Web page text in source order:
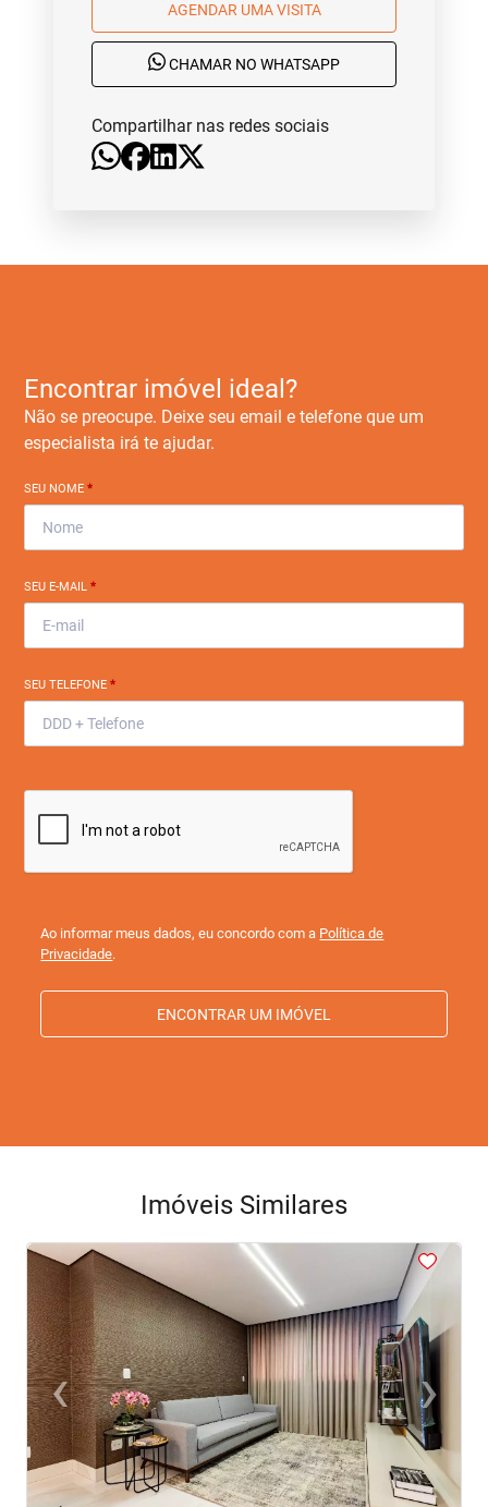
AGENDAR UMA VISITA
CHAMAR NO WHATSAPP
Compartilhar nas redes sociais
Encontrar imóvel ideal?
Não se preocupe. Deixe seu email e telefone que um
especialista irá te ajudar.
SEU NOME*
SEU E-MAIL*
SEU TELEFONE*
Ao informar meus dados, eu concordo com a Política de
Privacidade.
ENCONTRAR UM IMÓVEL
Imóveis Similares
<<< <
‹Previous ›Next